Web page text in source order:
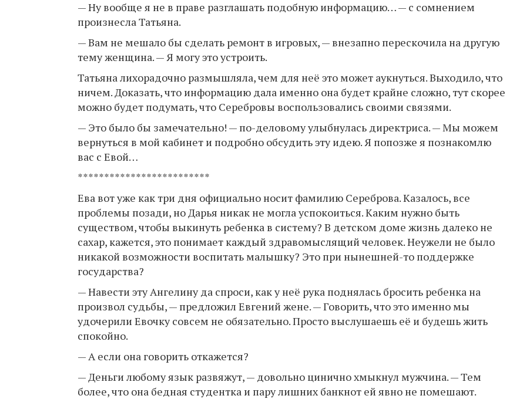
— Ну вообще я не в праве разглашать подобную информацию… — с сомнением
произнесла Татьяна.
— Вам не мешало бы сделать ремонт в игровых, — внезапно перескочила на другую
тему женщина. — Я могу это устроить.
Татьяна лихорадочно размышляла, чем для неё это может аукнуться. Выходило, что
ничем. Доказать, что информацию дала именно она будет крайне сложно, тут скорее
можно будет подумать, что Серебровы воспользовались своими связями.
— Это было бы замечательно! — по-деловому улыбнулась директриса. — Мы можем
вернуться в мой кабинет и подробно обсудить эту идею. Я попозже я познакомлю
вас с Евой…
*************************
Ева вот уже как три дня официально носит фамилию Сереброва. Казалось, все
проблемы позади, но Дарья никак не могла успокоиться. Каким нужно быть
существом, чтобы выкинуть ребенка в систему? В детском доме жизнь далеко не
сахар, кажется, это понимает каждый здравомыслящий человек. Неужели не было
никакой возможности воспитать малышку? Это при нынешней-то поддержке
государства?
— Навести эту Ангелину да спроси, как у неё рука поднялась бросить ребенка на
произвол судьбы, — предложил Евгений жене. — Говорить, что это именно мы
удочерили Евочку совсем не обязательно. Просто выслушаешь её и будешь жить
спокойно.
— А если она говорить откажется?
— Деньги любому язык развяжут, — довольно цинично хмыкнул мужчина. — Тем
более, что она бедная студентка и пару лишних банкнот ей явно не помешают.